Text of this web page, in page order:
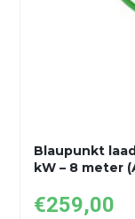
Blaupunkt
kW – 8 meter
€259,00